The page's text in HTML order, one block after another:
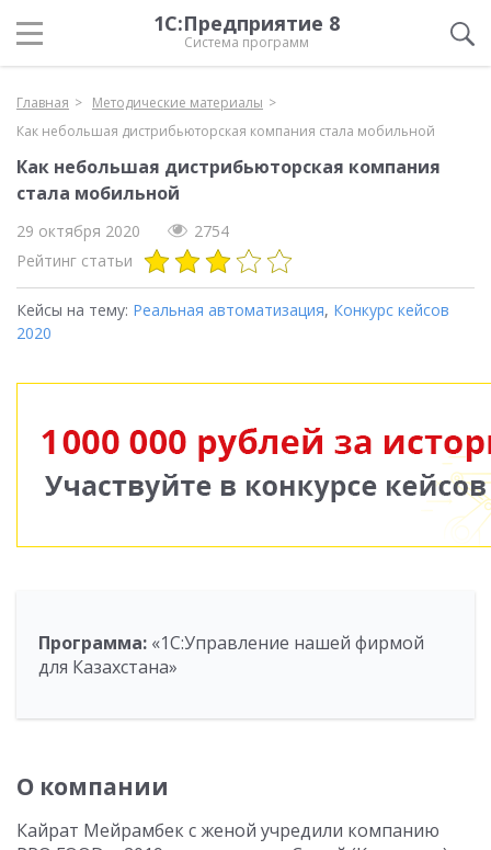
1С:Предприятие 8
Система программ
Главная
Методические материалы
Как небольшая дистрибьюторская компания стала мобильной
Как небольшая дистрибьюторская компания
стала мобильной
29 октября 2020
2754
Рейтинг статьи
Кейсы на тему: Реальная автоматизация, Конкурс кейсов
2020
Программа: «1С:Управление нашей фирмой
для Казахстана»
О компании
Кайрат Мейрамбек с женой учредили компанию